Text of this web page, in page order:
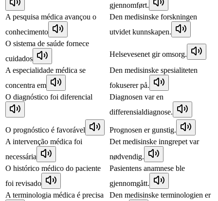
gjennomført.
A pesquisa médica avançou o
conhecimento
Den medisinske forskningen
utvidet kunnskapen.
O sistema de saúde fornece
cuidados
Helsevesenet gir omsorg.
A especialidade médica se
concentra em
Den medisinske spesialiteten
fokuserer på.
O diagnóstico foi diferencial
Diagnosen var en
differensialdiagnose.
O prognóstico é favorável
Prognosen er gunstig.
A intervenção médica foi
necessária
Det medisinske inngrepet var
nødvendig.
O histórico médico do paciente
foi revisado
Pasientens anamnese ble
gjennomgått.
A terminologia médica é precisa
Den medisinske terminologien er